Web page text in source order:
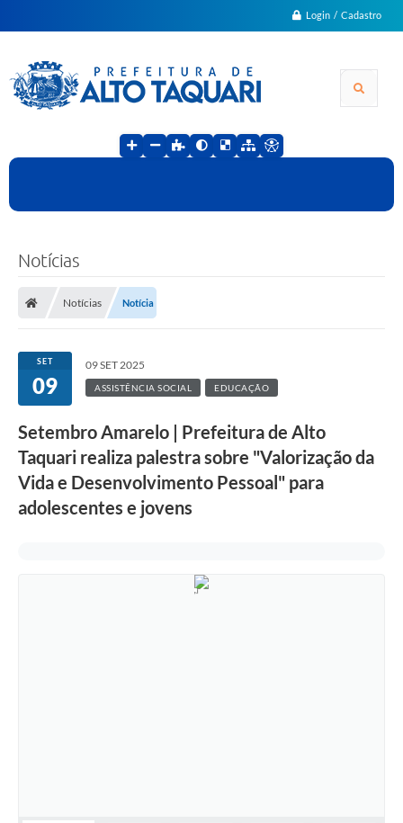
Login / Cadastro
Notícias
Notícias Notícia
SET
09
09 SET 2025
ASSISTÊNCIA SOCIAL EDUCAÇÃO
Setembro Amarelo | Prefeitura de Alto
Taquari realiza palestra sobre "Valorização da
Vida e Desenvolvimento Pessoal" para
adolescentes e jovens